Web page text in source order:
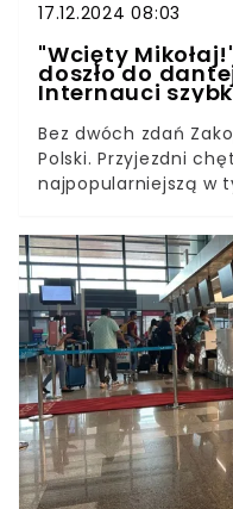
17.12.2024 08:03
"Wcięty
doszło do
Internauci
Bez dwóch zdań
Polski. Przyjezdni
najpopularniejszą w
dla najmłodszych,
można się też
wybuchła afera.